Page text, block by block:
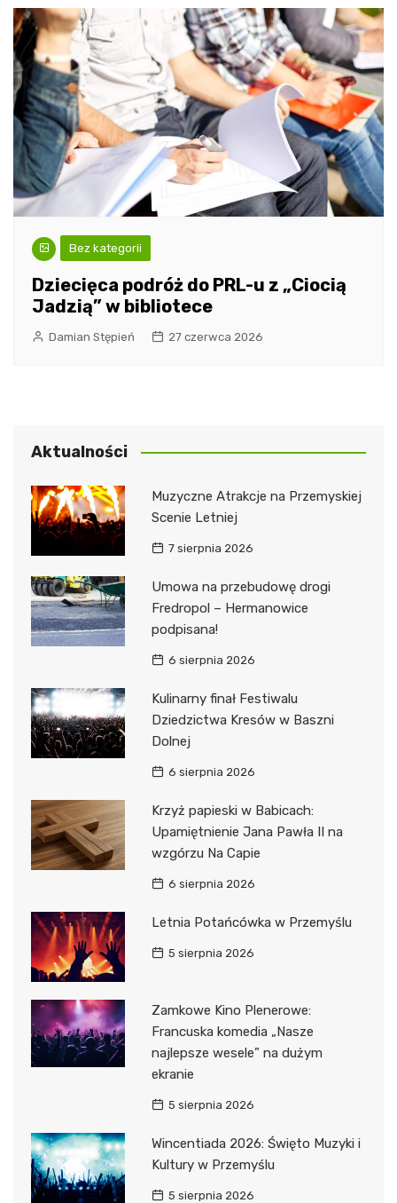
Bez kategorii
Dziecięca podróż do PRL-u z „Ciocią
Jadzią” w bibliotece
Damian Stępień 27 czerwca 2026
Aktualności
Muzyczne Atrakcje na Przemyskiej
Scenie Letniej
7 sierpnia 2026
Umowa na przebudowę drogi
Fredropol – Hermanowice
podpisana!
6 sierpnia 2026
Kulinarny finał Festiwalu
Dziedzictwa Kresów w Baszni
Dolnej
6 sierpnia 2026
Krzyż papieski w Babicach:
Upamiętnienie Jana Pawła II na
wzgórzu Na Capie
6 sierpnia 2026
Letnia Potańcówka w Przemyślu
5 sierpnia 2026
Zamkowe Kino Plenerowe:
Francuska komedia „Nasze
najlepsze wesele” na dużym
ekranie
5 sierpnia 2026
Wincentiada 2026: Święto Muzyki i
Kultury w Przemyślu
5 sierpnia 2026